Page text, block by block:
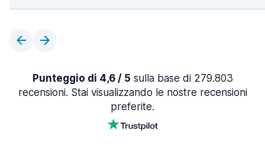
Punteggio di 4,6 / 5 sulla base di 279.803
recensioni. Stai visualizzando le nostre recensioni
preferite.